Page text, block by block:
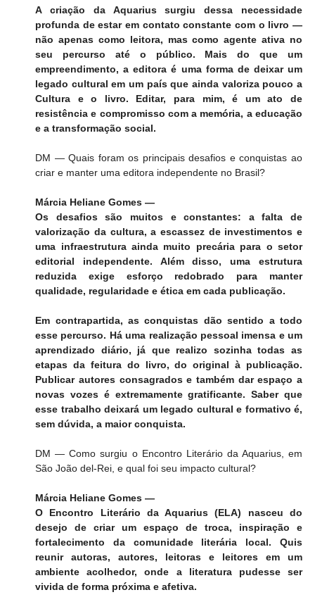
A criação da Aquarius surgiu dessa necessidade
profunda de estar em contato constante com o livro —
não apenas como leitora, mas como agente ativa no
seu percurso até o público. Mais do que um
empreendimento, a editora é uma forma de deixar um
legado cultural em um país que ainda valoriza pouco a
Cultura e o livro. Editar, para mim, é um ato de
resistência e compromisso com a memória, a educação
e a transformação social.
DM — Quais foram os principais desafios e conquistas ao
criar e manter uma editora independente no Brasil?
Márcia Heliane Gomes —
Os desafios são muitos e constantes: a falta de
valorização da cultura, a escassez de investimentos e
uma infraestrutura ainda muito precária para o setor
editorial independente. Além disso, uma estrutura
reduzida exige esforço redobrado para manter
qualidade, regularidade e ética em cada publicação.
Em contrapartida, as conquistas dão sentido a todo
esse percurso. Há uma realização pessoal imensa e um
aprendizado diário, já que realizo sozinha todas as
etapas da feitura do livro, do original à publicação.
Publicar autores consagrados e também dar espaço a
novas vozes é extremamente gratificante. Saber que
esse trabalho deixará um legado cultural e formativo é,
sem dúvida, a maior conquista.
DM — Como surgiu o Encontro Literário da Aquarius, em
São João del-Rei, e qual foi seu impacto cultural?
Márcia Heliane Gomes —
O Encontro Literário da Aquarius (ELA) nasceu do
desejo de criar um espaço de troca, inspiração e
fortalecimento da comunidade literária local. Quis
reunir autoras, autores, leitoras e leitores em um
ambiente acolhedor, onde a literatura pudesse ser
vivida de forma próxima e afetiva.